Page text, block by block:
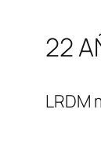
22
LRDM